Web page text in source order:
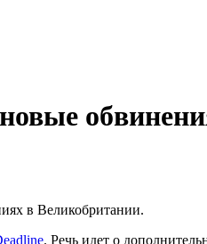
в Великобритании.
. Речь идет о